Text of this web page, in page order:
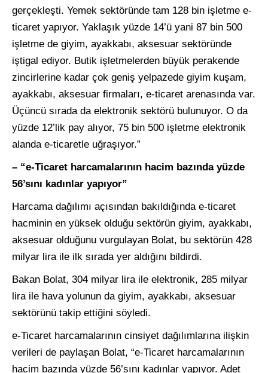
gerçekleşti. Yemek sektöründe tam 128 bin işletme e-
ticaret yapıyor. Yaklaşık yüzde 14’ü yani 87 bin 500
işletme de giyim, ayakkabı, aksesuar sektöründe
iştigal ediyor. Butik işletmelerden büyük perakende
zincirlerine kadar çok geniş yelpazede giyim kuşam,
ayakkabı, aksesuar firmaları, e-ticaret arenasında var.
Üçüncü sırada da elektronik sektörü bulunuyor. O da
yüzde 12’lik pay alıyor, 75 bin 500 işletme elektronik
alanda e-ticaretle uğraşıyor.”
– “e-Ticaret harcamalarının hacim bazında yüzde
56’sını kadınlar yapıyor”
Harcama dağılımı açısından bakıldığında e-ticaret
hacminin en yüksek olduğu sektörün giyim, ayakkabı,
aksesuar olduğunu vurgulayan Bolat, bu sektörün 428
milyar lira ile ilk sırada yer aldığını bildirdi.
Bakan Bolat, 304 milyar lira ile elektronik, 285 milyar
lira ile hava yolunun da giyim, ayakkabı, aksesuar
sektörünü takip ettiğini söyledi.
e-Ticaret harcamalarının cinsiyet dağılımlarına ilişkin
verileri de paylaşan Bolat, “e-Ticaret harcamalarının
hacim bazında yüzde 56’sını kadınlar yapıyor. Adet